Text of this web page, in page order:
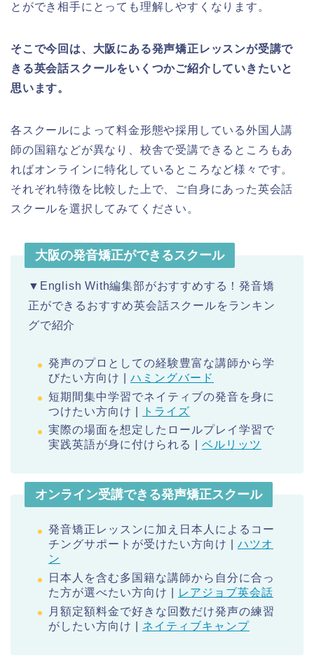
とができ相手にとっても理解しやすくなります。
そこで今回は、大阪にある発声矯正レッスンが受講で
きる英会話スクールをいくつかご紹介していきたいと
思います。
各スクールによって料金形態や採用している外国人講
師の国籍などが異なり、校舎で受講できるところもあ
ればオンラインに特化しているところなど様々です。
それぞれ特徴を比較した上で、ご自身にあった英会話
スクールを選択してみてください。
大阪の発音矯正ができるスクール
▼English With編集部がおすすめする！発音矯
正ができるおすすめ英会話スクールをランキン
グで紹介
発声のプロとしての経験豊富な講師から学
びたい方向け | ハミングバード
短期間集中学習でネイティブの発音を身に
つけたい方向け |
トライズ
実際の場面を想定したロールプレイ学習で
実践英語が身に付けられる | ベルリッツ
オンライン受講できる発声矯正スクール
発音矯正レッスンに加え日本人によるコー
チングサポートが受けたい方向け | ハツオ
ン
日本人を含む多国籍な講師から自分に合っ
た方が選べたい方向け |
レアジョブ英会話
月額定額料金で好きな回数だけ発声の練習
がしたい方向け | ネイティブキャンプ